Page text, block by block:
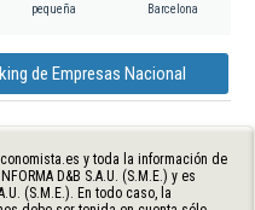
pequeña Barcelona
de Empresas Nacional
y toda la información de
D&B S.A.U. (S.M.E.) y es
(S.M.E.). En todo caso, la